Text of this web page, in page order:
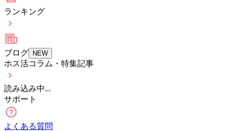
ランキング
ブログ NEW
ホス活コラム・特集記事
読み込み中...
サポート
よくある質問